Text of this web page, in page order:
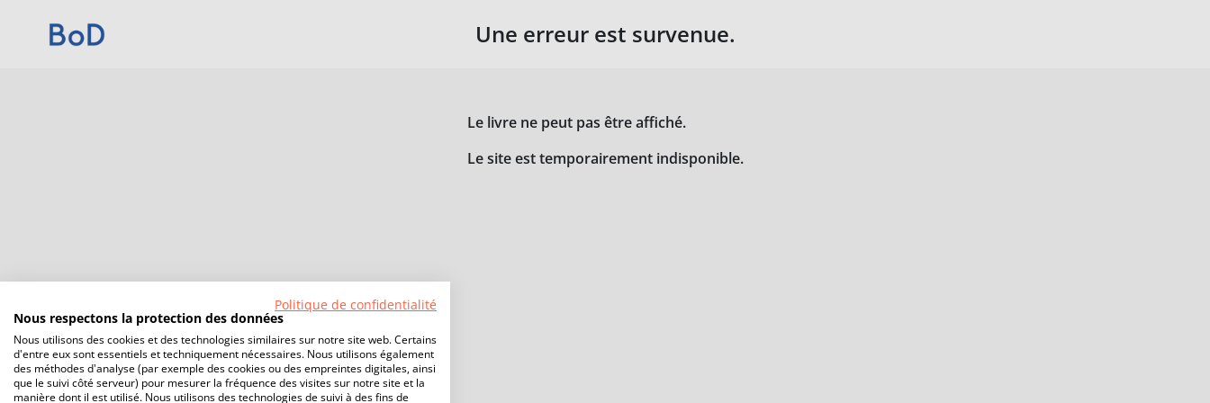
Une erreur est survenue.
Le livre ne peut pas être affiché.
Le site est temporairement indisponible.
Politique de confidentialité
Nous respectons la protection des données
Nous utilisons des cookies et des technologies similaires sur notre site web. Certains
d'entre eux sont essentiels et techniquement nécessaires. Nous utilisons également
des méthodes d'analyse (par exemple des cookies ou des empreintes digitales, ainsi
que le suivi côté serveur) pour mesurer la fréquence des visites sur notre site et la
manière dont il est utilisé. Nous utilisons des technologies de suivi à des fins de